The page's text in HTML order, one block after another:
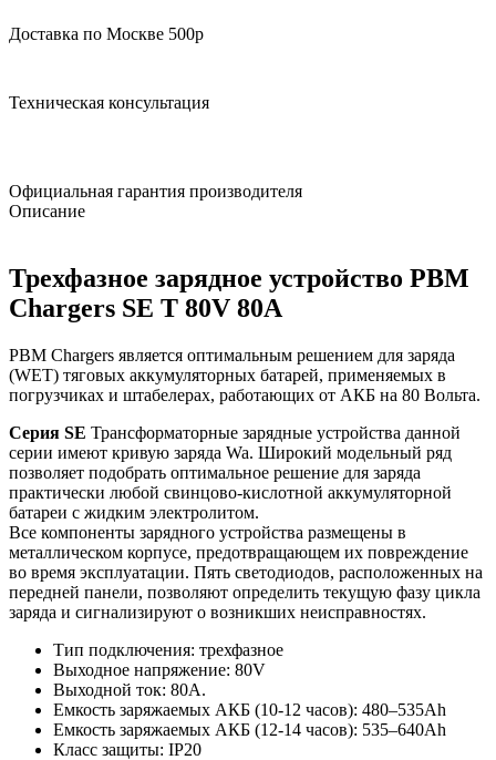
Доставка по Москве 500р
Техническая консультация
Официальная гарантия производителя
Описание
Трехфазное зарядное устройство PBM
Chargers SE T 80V 80А
PBM Chargers является оптимальным решением для заряда
(WET) тяговых аккумуляторных батарей, применяемых в
погрузчиках и штабелерах, работающих от АКБ на 80 Вольта.
Серия SE Трансформаторные зарядные устройства данной
серии имеют кривую заряда Wa. Широкий модельный ряд
позволяет подобрать оптимальное решение для заряда
практически любой свинцово-кислотной аккумуляторной
батареи с жидким электролитом.
Все компоненты зарядного устройства размещены в
металлическом корпусе, предотвращающем их повреждение
во время эксплуатации. Пять светодиодов, расположенных на
передней панели, позволяют определить текущую фазу цикла
заряда и сигнализируют о возникших неисправностях.
Тип подключения: трехфазное
Выходное напряжение: 80V
Выходной ток: 80А.
Емкость заряжаемых АКБ (10-12 часов): 480–535Ah
Емкость заряжаемых АКБ (12-14 часов): 535–640Ah
Класс защиты: IP20